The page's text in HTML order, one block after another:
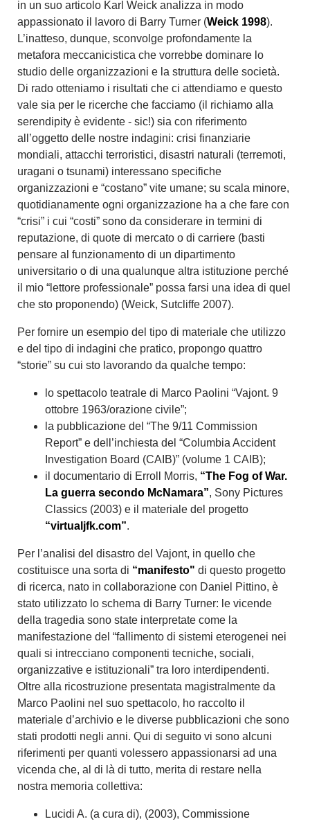
in un suo articolo Karl Weick analizza in modo
appassionato il lavoro di Barry Turner (Weick 1998).
L’inatteso, dunque, sconvolge profondamente la
metafora meccanicistica che vorrebbe dominare lo
studio delle organizzazioni e la struttura delle società.
Di rado otteniamo i risultati che ci attendiamo e questo
vale sia per le ricerche che facciamo (il richiamo alla
serendipity è evidente - sic!) sia con riferimento
all’oggetto delle nostre indagini: crisi finanziarie
mondiali, attacchi terroristici, disastri naturali (terremoti,
uragani o tsunami) interessano specifiche
organizzazioni e “costano” vite umane; su scala minore,
quotidianamente ogni organizzazione ha a che fare con
“crisi” i cui “costi” sono da considerare in termini di
reputazione, di quote di mercato o di carriere (basti
pensare al funzionamento di un dipartimento
universitario o di una qualunque altra istituzione perché
il mio “lettore professionale” possa farsi una idea di quel
che sto proponendo) (Weick, Sutcliffe 2007).
Per fornire un esempio del tipo di materiale che utilizzo
e del tipo di indagini che pratico, propongo quattro
“storie” su cui sto lavorando da qualche tempo:
lo spettacolo teatrale di Marco Paolini “Vajont. 9
ottobre 1963/orazione civile”;
la pubblicazione del “The 9/11 Commission
Report” e dell’inchiesta del “Columbia Accident
Investigation Board (CAIB)” (volume 1 CAIB);
il documentario di Erroll Morris, “The Fog of War.
La guerra secondo McNamara”, Sony Pictures
Classics (2003) e il materiale del progetto
“virtualjfk.com”.
Per l’analisi del disastro del Vajont, in quello che
costituisce una sorta di “manifesto" di questo progetto
di ricerca, nato in collaborazione con Daniel Pittino, è
stato utilizzato lo schema di Barry Turner: le vicende
della tragedia sono state interpretate come la
manifestazione del “fallimento di sistemi eterogenei nei
quali si intrecciano componenti tecniche, sociali,
organizzative e istituzionali” tra loro interdipendenti.
Oltre alla ricostruzione presentata magistralmente da
Marco Paolini nel suo spettacolo, ho raccolto il
materiale d’archivio e le diverse pubblicazioni che sono
stati prodotti negli anni. Qui di seguito vi sono alcuni
riferimenti per quanti volessero appassionarsi ad una
vicenda che, al di là di tutto, merita di restare nella
nostra memoria collettiva:
Lucidi A. (a cura di), (2003), Commissione